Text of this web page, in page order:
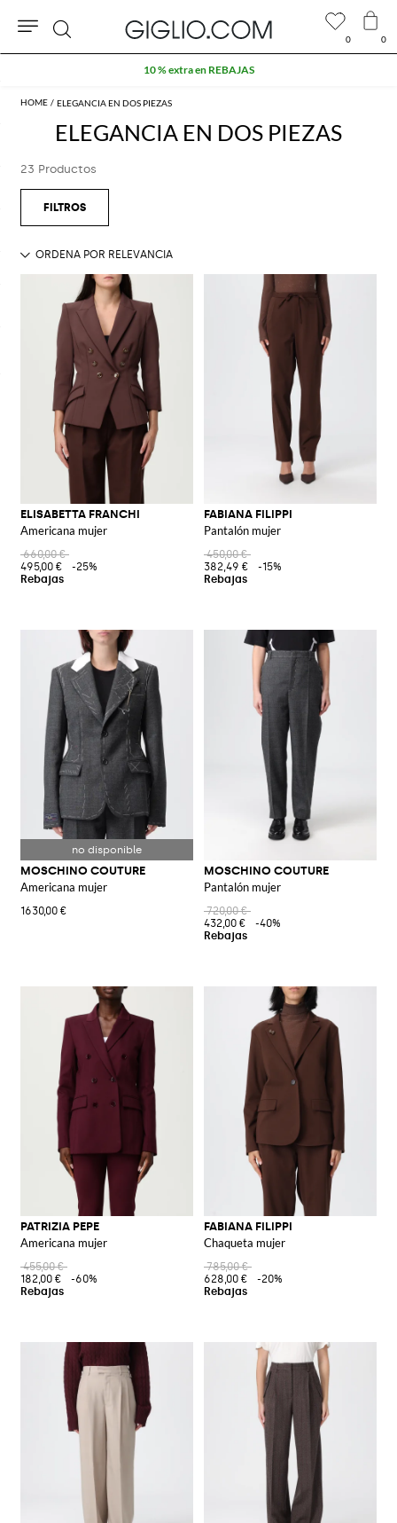
ELEGANCIA EN DOS PIEZAS
ELEGANCIA EN DOS PIEZAS
23 Productos
ELISABETTA FRANCHI
Americana mujer
660,00 €
495,00 €
-25%
FABIANA FILIPPI
Pantalón mujer
450,00 €
382,49 €
-15%
MOSCHINO COUTURE
Americana mujer
1630,00 €
MOSCHINO COUTURE
Pantalón mujer
720,00 €
432,00 €
-40%
PATRIZIA PEPE
Americana mujer
455,00 €
182,00 €
-60%
FABIANA FILIPPI
Chaqueta mujer
785,00 €
628,00 €
-20%
0 0
Buscar